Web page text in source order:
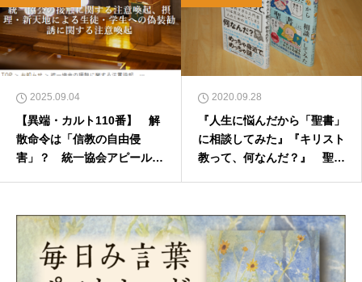
2025.09.04
【異端・カルト110番】 解
散命令は「信教の自由侵
害」？ 統一協会アピールに
2020.09.28
『人生に悩んだから「聖書」
に相談してみた』『キリスト
教って、何なんだ？』 聖書
馬キリスト教会 MAROさん
インタビュー 2020年10月1
日